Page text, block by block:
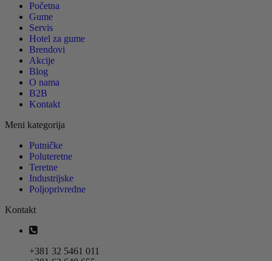
Početna
Gume
Servis
Hotel za gume
Brendovi
Akcije
Blog
O nama
B2B
Kontakt
Meni kategorija
Putničke
Poluteretne
Teretne
Industrijske
Poljoprivredne
Kontakt
+381 32 5461 011